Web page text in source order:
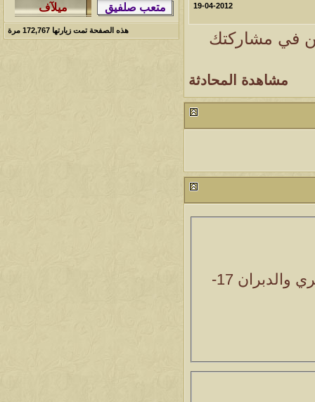
19-04-2012
في مشاركتك
مشاهدة المحادثة
والدبران 17-
هذه الصفحة تمت زيارتها 172,767 مرة